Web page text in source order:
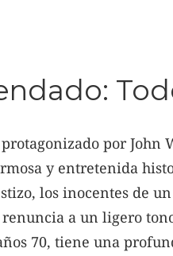
por John
y entretenida
los inocentes de
a un ligero
70, tiene una